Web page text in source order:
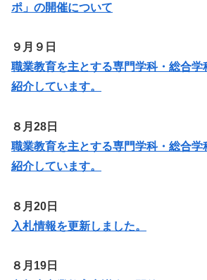
ポ」の開催について
９月９日
職業教育を主とする専門学科・総合学
紹介しています。
８月28日
職業教育を主とする専門学科・総合学
紹介しています。
８月20日
入札情報を更新しました。
８月19日